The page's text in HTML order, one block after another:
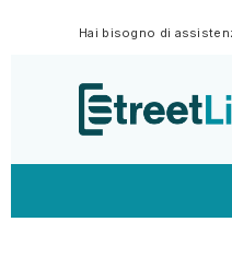
Hai bisogno di